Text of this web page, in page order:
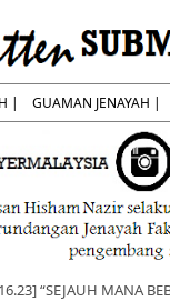
| GUAMAN JENAYAH |
“SEJAUH MANA